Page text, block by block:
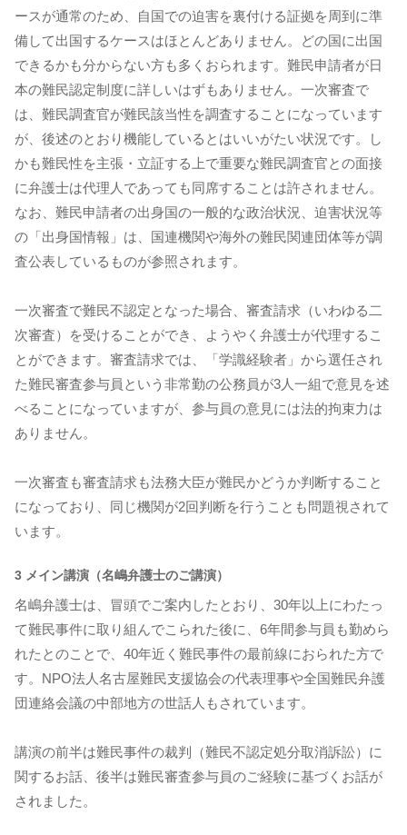
ースが通常のため、自国での迫害を裏付ける証拠を周到に準
備して出国するケースはほとんどありません。どの国に出国
できるかも分からない方も多くおられます。難民申請者が日
本の難民認定制度に詳しいはずもありません。一次審査で
は、難民調査官が難民該当性を調査することになっています
が、後述のとおり機能しているとはいいがたい状況です。し
かも難民性を主張・立証する上で重要な難民調査官との面接
に弁護士は代理人であっても同席することは許されません。
なお、難民申請者の出身国の一般的な政治状況、迫害状況等
の「出身国情報」は、国連機関や海外の難民関連団体等が調
査公表しているものが参照されます。
一次審査で難民不認定となった場合、審査請求（いわゆる二
次審査）を受けることができ、ようやく弁護士が代理するこ
とができます。審査請求では、「学識経験者」から選任され
た難民審査参与員という非常勤の公務員が3人一組で意見を述
べることになっていますが、参与員の意見には法的拘束力は
ありません。
一次審査も審査請求も法務大臣が難民かどうか判断すること
になっており、同じ機関が2回判断を行うことも問題視されて
います。
3 メイン講演（名嶋弁護士のご講演）
名嶋弁護士は、冒頭でご案内したとおり、30年以上にわたっ
て難民事件に取り組んでこられた後に、6年間参与員も勤めら
れたとのことで、40年近く難民事件の最前線におられた方で
す。NPO法人名古屋難民支援協会の代表理事や全国難民弁護
団連絡会議の中部地方の世話人もされています。
講演の前半は難民事件の裁判（難民不認定処分取消訴訟）に
関するお話、後半は難民審査参与員のご経験に基づくお話が
されました。